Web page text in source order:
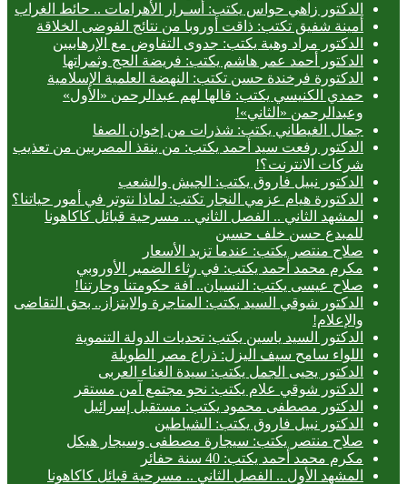
الدكتور زاهي حواس يكتب: أسـرار الأهرامات .. حائط الغراب
أمينة شفيق تكتب: ذاقت أوروبا من نتائج الفوضى الخلاقة
الدكتور مراد وهبة يكتب: جدوى التفاوض مع الإرهابيين
الدكتور أحمد عمر هاشم يكتب: فريضة الحج وثمراتها
الدكتورة فرخندة حسن تكتب: النهضة العلمية الإسلامية
حمدي الكنيسي يكتب: قالها لهم عبدالرحمن «الأول»
وعبدالرحمن «الثاني»!
جمال الغيطاني يكتب: شذرات من إخوان الصفا
الدكتور رفعت سيد أحمد يكتب: من ينقذ المصريين من تعذيب
شركات الانترنت؟!
الدكتور نبيل فاروق يكتب: الجيش والشعب
الدكتورة هيام عزمي النجار تكتب: لماذا نتوتر في أمور حياتنا؟
المشهد الثاني .. الفصل الثاني .. مسرحية قبائل كاكاهونا
للمبدع حسن خلف حسين
صلاح منتصر يكتب: عندما تزيد الأسعار
مكرم محمد أحمد يكتب: في رثاء الضمير الأوروبي
صلاح عيسى يكتب: النسيان.. آفة حكومتنا وحارتنا!
الدكتور شوقي السيد يكتب: المتاجرة والابتزاز.. بحق التقاضى
والإعلام!
الدكتور السيد ياسين يكتب: تحديات الدولة التنموية
اللواء سامح سيف اليزل: ذراع مصر الطويلة
الدكتور يحيى الجمل يكتب: سيدة الغناء العربى
الدكتور شوقي علام يكتب: نحو مجتمع آمن مستقر
الدكتور مصطفى محمود يكتب: مستقبل إسرائيل
الدكتور نبيل فاروق يكتب: الشياطين
صلاح منتصر يكتب: سيجارة مصطفى وسيجار هيكل
مكرم محمد أحمد يكتب: 40 سنة حفائر
المشهد الأول .. الفصل الثاني .. مسرحية قبائل كاكاهونا